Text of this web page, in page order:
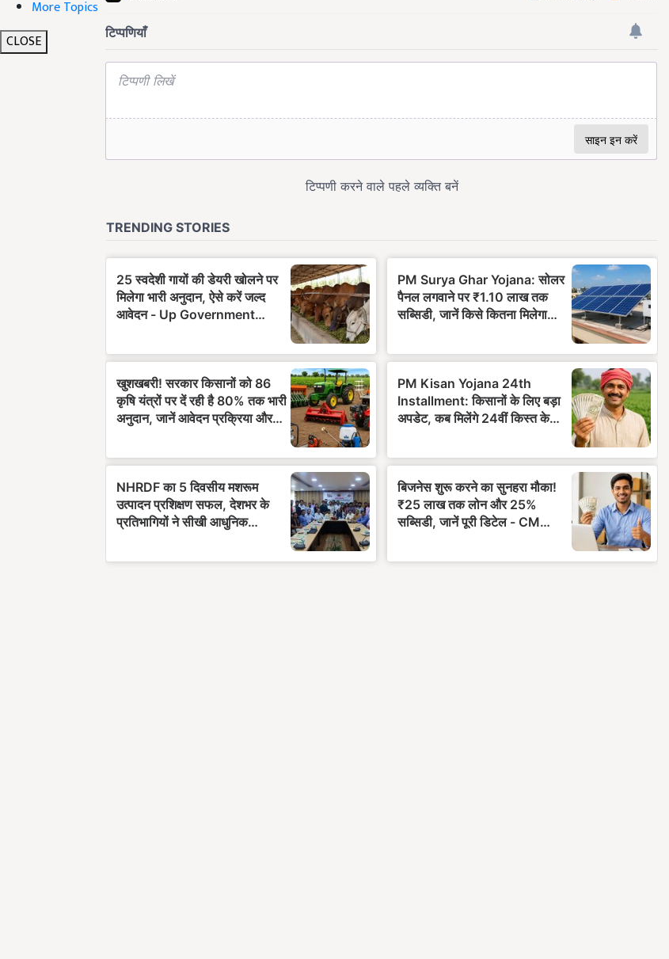
More Topics
CLOSE